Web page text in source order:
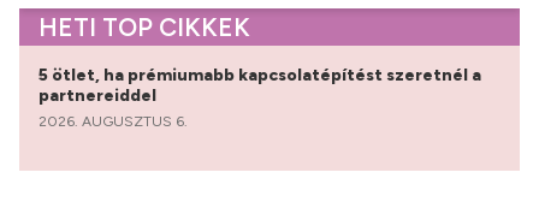
HETI TOP CIKKEK
5 ötlet, ha prémiumabb kapcsolatépítést szeretnél a
partnereiddel
2026. AUGUSZTUS 6.